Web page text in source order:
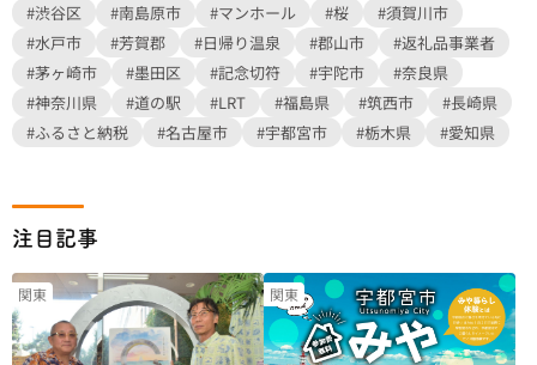
#渋谷区
#南島原市 #マンホール #桜
#須賀川市
#水戸市
#芳賀郡 #日帰り温泉 #郡山市
#返礼品事業者
#茅ヶ崎市
#墨田区 #記念切符 #宇陀市
#奈良県
#神奈川県
#道の駅 #LRT #福島県 #筑西市
#長崎県
#ふるさと納税
#名古屋市 #宇都宮市 #栃木県 #愛知県
注目記事
関東 関東